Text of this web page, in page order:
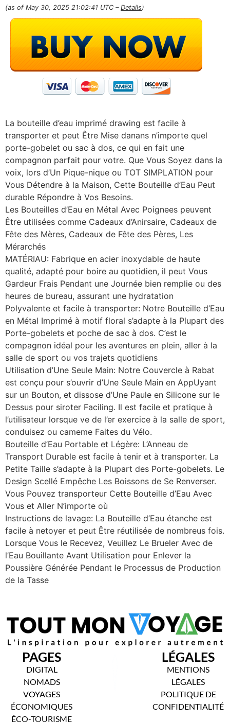
(as of May 30, 2025 21:02:41 UTC – Details)
La bouteille d’eau imprimé drawing est facile à
transporter et peut Être Mise danans n’importe quel
porte-gobelet ou sac à dos, ce qui en fait une
compagnon parfait pour votre. Que Vous Soyez dans la
voix, lors d’Un Pique-nique ou TOT SIMPLATION pour
Vous Détendre à la Maison, Cette Bouteille d’Eau Peut
durable Répondre à Vos Besoins.
Les Bouteilles d’Eau en Métal Avec Poignees peuvent
Être utilisées comme Cadeaux d’Anirsaire, Cadeaux de
Fête des Mères, Cadeaux de Fête des Pères, Les
Mérarchés
MATÉRIAU: Fabrique en acier inoxydable de haute
qualité, adapté pour boire au quotidien, il peut Vous
Gardeur Frais Pendant une Journée bien remplie ou des
heures de bureau, assurant une hydratation
Polyvalente et facile à transporter: Notre Bouteille d’Eau
en Métal Imprimé à motif floral s’adapte à la Plupart des
Porte-gobelets et poche de sac à dos. C’est le
compagnon idéal pour les aventures en plein, aller à la
salle de sport ou vos trajets quotidiens
Utilisation d’Une Seule Main: Notre Couvercle à Rabat
est conçu pour s’ouvrir d’Une Seule Main en AppUyant
sur un Bouton, et dissose d’Une Paule en Silicone sur le
Dessus pour siroter Faciling. Il est facile et pratique à
l’utilisateur lorsque ve de l’er exercice à la salle de sport,
conduisez ou cameme Faites du Vélo.
Bouteille d’Eau Portable et Légère: L’Anneau de
Transport Durable est facile à tenir et à transporter. La
Petite Taille s’adapte à la Plupart des Porte-gobelets. Le
Design Scellé Empêche Les Boissons de Se Renverser.
Vous Pouvez transporteur Cette Bouteille d’Eau Avec
Vous et Aller N’importe où
Instructions de lavage: La Bouteille d’Eau étanche est
facile à netoyer et peut Être réutilisée de nombreus fois.
Lorsque Vous le Recevez, Veuillez Le Brueler Avec de
l’Eau Bouillante Avant Utilisation pour Enlever la
Poussière Générée Pendant le Processus de Production
de la Tasse
PAGES
DIGITAL
NOMADS
VOYAGES
ÉCONOMIQUES
ÉCO-TOURISME
LÉGALES
MENTIONS
LÉGALES
POLITIQUE DE
CONFIDENTIALITÉ